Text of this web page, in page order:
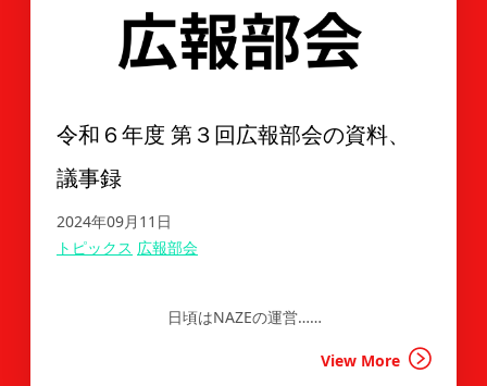
令和６年度 第３回広報部会の資料、
議事録
2024年09月11日
トピックス 広報部会
日頃はNAZEの運営……
View More